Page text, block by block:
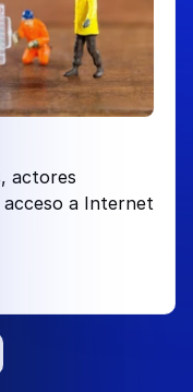
actores
acceso a Internet